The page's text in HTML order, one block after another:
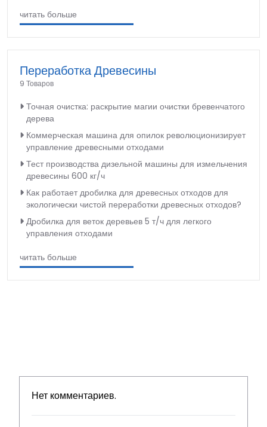
читать больше
Переработка Древесины
9 Товаров
Точная очистка: раскрытие магии очистки бревенчатого
дерева
Коммерческая машина для опилок революционизирует
управление древесными отходами
Тест производства дизельной машины для измельчения
древесины 600 кг/ч
Как работает дробилка для древесных отходов для
экологически чистой переработки древесных отходов?
Дробилка для веток деревьев 5 т/ч для легкого
управления отходами
читать больше
Нет комментариев.